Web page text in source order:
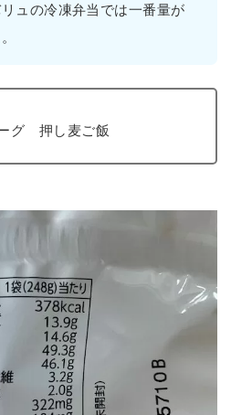
リュの冷凍弁当では一番量が
グ 押し麦ご飯